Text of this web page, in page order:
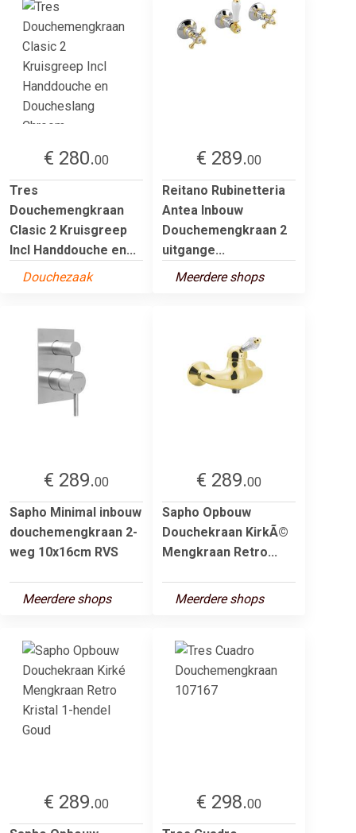
€ 280.00
Tres
Douchemengkraan
Clasic 2 Kruisgreep
Incl Handdouche en...
Douchezaak
€ 289.00
Reitano Rubinetteria
Antea Inbouw
Douchemengkraan 2
uitgange...
Meerdere shops
€ 289.00
Sapho Minimal inbouw
douchemengkraan 2-
weg 10x16cm RVS
Meerdere shops
€ 289.00
Sapho Opbouw
Douchekraan KirkÃ©
Mengkraan Retro...
Meerdere shops
€ 289.00
€ 298.00